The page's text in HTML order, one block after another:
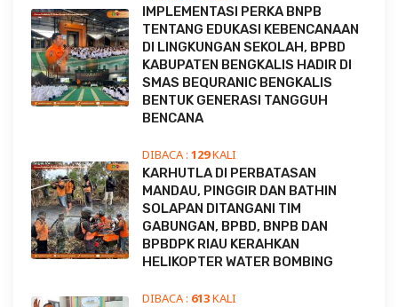
IMPLEMENTASI PERKA BNPB
TENTANG EDUKASI KEBENCANAAN
DI LINGKUNGAN SEKOLAH, BPBD
KABUPATEN BENGKALIS HADIR DI
SMAS BEQURANIC BENGKALIS
BENTUK GENERASI TANGGUH
BENCANA
DIBACA : 129KALI
KARHUTLA DI PERBATASAN
MANDAU, PINGGIR DAN BATHIN
SOLAPAN DITANGANI TIM
GABUNGAN, BPBD, BNPB DAN
BPBDPK RIAU KERAHKAN
HELIKOPTER WATER BOMBING
DIBACA : 613KALI